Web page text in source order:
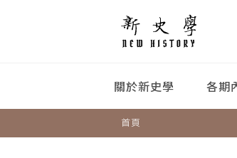
關於新史學 各期
首頁